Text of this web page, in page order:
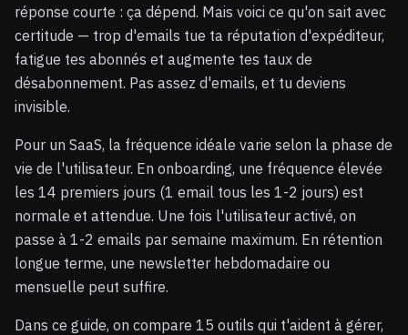
réponse courte : ça dépend. Mais voici ce qu'on sait avec
certitude — trop d'emails tue ta réputation d'expéditeur,
fatigue tes abonnés et augmente tes taux de
désabonnement. Pas assez d'emails, et tu deviens
invisible.
Pour un SaaS, la fréquence idéale varie selon la phase de
vie de l'utilisateur. En onboarding, une fréquence élevée
les 14 premiers jours (1 email tous les 1-2 jours) est
normale et attendue. Une fois l'utilisateur activé, on
passe à 1-2 emails par semaine maximum. En rétention
longue terme, une newsletter hebdomadaire ou
mensuelle peut suffire.
Dans ce guide, on compare 15 outils qui t'aident à gérer,